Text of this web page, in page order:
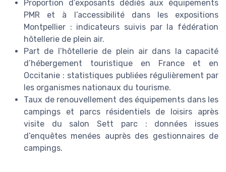
Proportion d’exposants dédiés aux équipements
PMR et à l’accessibilité dans les expositions
Montpellier : indicateurs suivis par la fédération
hôtellerie de plein air.
Part de l’hôtellerie de plein air dans la capacité
d’hébergement touristique en France et en
Occitanie : statistiques publiées régulièrement par
les organismes nationaux du tourisme.
Taux de renouvellement des équipements dans les
campings et parcs résidentiels de loisirs après
visite du salon Sett parc : données issues
d’enquêtes menées auprès des gestionnaires de
campings.